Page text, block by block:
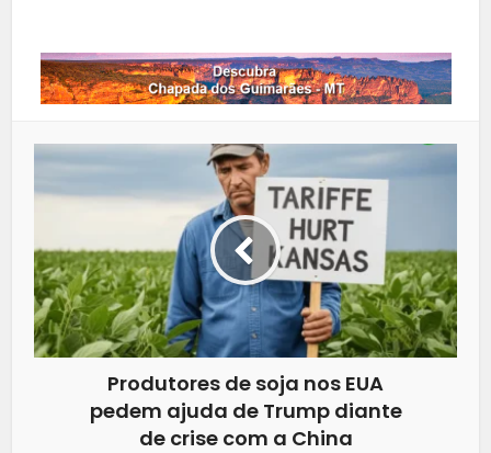
Produtores de soja nos EUA
pedem ajuda de Trump diante
de crise com a China